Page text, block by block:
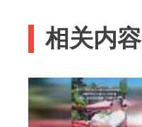
相关内容